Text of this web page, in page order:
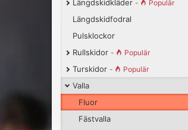
Längdskidkläder - Populär
Längdskidfodral
Pulsklockor
Rullskidor - Populär
Turskidor - Populär
Valla
Fluor
Fästvalla